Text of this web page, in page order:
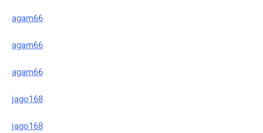
agam66
agam66
agam66
jago168
jago168